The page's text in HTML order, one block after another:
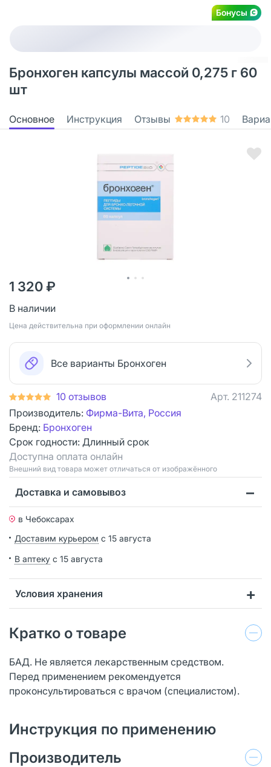
Бонусы
Бронхоген капсулы массой 0,275 г 60
шт
Основное Инструкция Отзывы 10
1 320 ₽
В наличии
Цена действительна при оформлении онлайн
Все варианты Бронхоген
10 отзывов Арт. 211274
Производитель: Фирма-Вита, Россия
Бренд: Бронхоген
Срок годности: Длинный срок
Доступна оплата онлайн
Bнешний вид товара может отличаться от изображённого
Доставка и самовывоз
в Чебоксарах
Доставим курьером с 15 августа
В аптеку с 15 августа
Условия хранения
Кратко о товаре
БАД. Не является лекарственным средством.
Перед применением рекомендуется
проконсультироваться с врачом (специалистом).
Инструкция по применению
Производитель